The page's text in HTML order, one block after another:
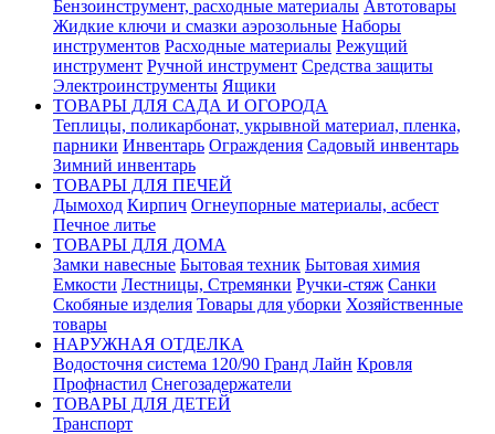
Бензоинструмент, расходные материалы Автотовары
Жидкие ключи и смазки аэрозольные Наборы
инструментов Расходные материалы Режущий
инструмент Ручной инструмент Средства защиты
Электроинструменты Ящики
ТОВАРЫ ДЛЯ САДА И ОГОРОДА
Теплицы, поликарбонат, укрывной материал, пленка,
парники Инвентарь Ограждения Садовый инвентарь
Зимний инвентарь
ТОВАРЫ ДЛЯ ПЕЧЕЙ
Дымоход Кирпич Огнеупорные материалы, асбест
Печное литье
ТОВАРЫ ДЛЯ ДОМА
Замки навесные Бытовая техник Бытовая химия
Емкости Лестницы, Стремянки Ручки-стяж Санки
Скобяные изделия Товары для уборки Хозяйственные
товары
НАРУЖНАЯ ОТДЕЛКА
Водосточня система 120/90 Гранд Лайн Кровля
Профнастил Снегозадержатели
ТОВАРЫ ДЛЯ ДЕТЕЙ
Транспорт